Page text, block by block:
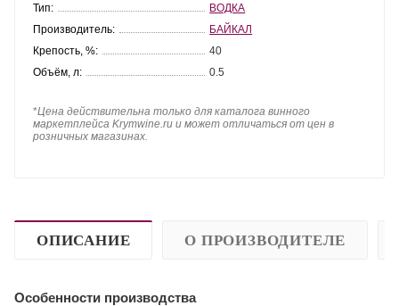
Тип:
ВОДКА
Производитель:
БАЙКАЛ
Крепость, %:
40
Объём, л:
0.5
*Цена действительна только для каталога винного
маркетплейса Krymwine.ru и может отличаться от цен в
розничных магазинах.
ОПИСАНИЕ О ПРОИЗВОДИТЕЛЕ
Особенности производства